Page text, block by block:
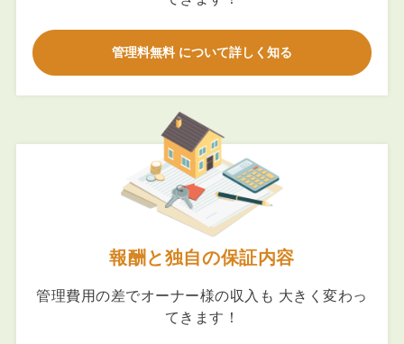
管理料無料 について詳しく知る
報酬と独自の保証内容
管理費用の差でオーナー様の収入も 大きく変わっ
てきます！